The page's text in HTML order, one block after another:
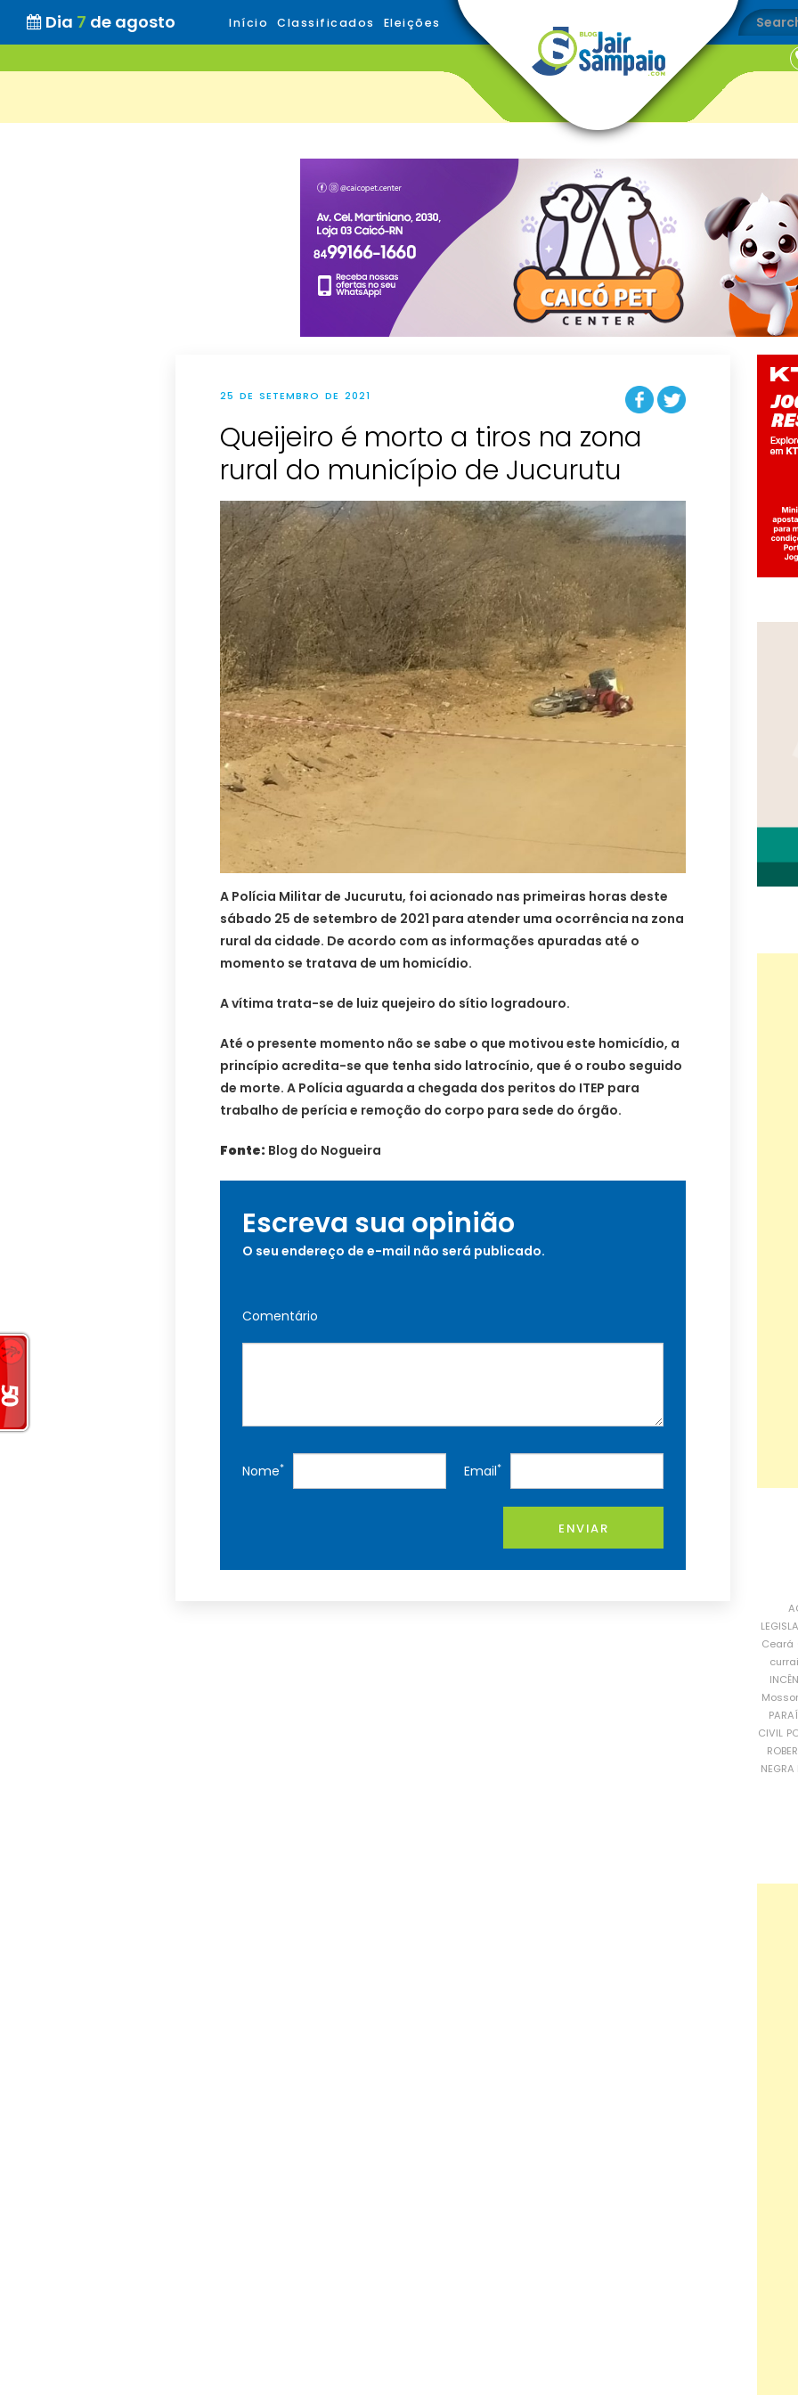
Dia 7 de agosto Início Classificados Eleições
25 DE SETEMBRO DE 2021
Queijeiro é morto a tiros na zona
rural do município de Jucurutu
A Polícia Militar de Jucurutu, foi acionado nas primeiras horas deste
sábado 25 de setembro de 2021 para atender uma ocorrência na zona
rural da cidade. De acordo com as informações apuradas até o
momento se tratava de um homicídio.
A vítima trata-se de luiz quejeiro do sítio logradouro.
Até o presente momento não se sabe o que motivou este homicídio, a
princípio acredita-se que tenha sido latrocínio, que é o roubo seguido
de morte. A Polícia aguarda a chegada dos peritos do ITEP para
trabalho de perícia e remoção do corpo para sede do órgão.
Fonte: Blog do Nogueira
Escreva sua opinião
O seu endereço de e-mail não será publicado.
Comentário
Nome* Email*
ENVIAR
Ceará
CIVIL
NEGRA